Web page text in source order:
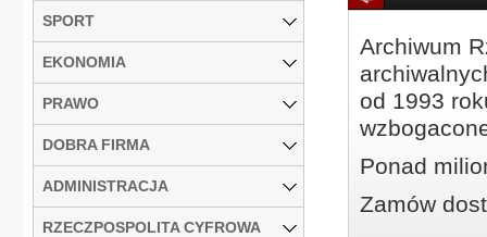
Archiwum
od 1993
Ponad
Zamów
SPORT
EKONOMIA
PRAWO
DOBRA FIRMA
ADMINISTRACJA
RZECZPOSPOLITA CYFROWA